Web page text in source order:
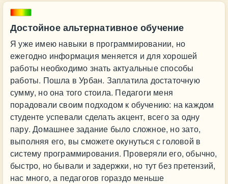
Достойное альтернативное обучение
Я уже имею навыки в программировании, но
ежегодно информация меняется и для хорошей
работы необходимо знать актуальные способы
работы. Пошла в Урбан. Заплатила достаточную
сумму, но она того стоила. Педагоги меня
порадовали своим подходом к обучению: на каждом
студенте успевали сделать акцент, всего за одну
пару. Домашнее задание было сложное, но зато,
выполняя его, вы сможете окунуться с головой в
систему программирования. Проверяли его, обычно,
быстро, но бывали и задержки, но тут без претензий,
нас много, а педагогов гораздо меньше